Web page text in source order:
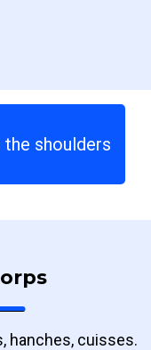
shoulders
hanches, cuisses.